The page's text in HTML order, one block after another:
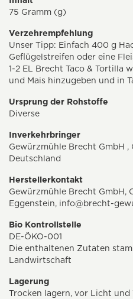
75 Gramm (g)
Verzehrempfehlung
Unser Tipp: Einfach 400 g
Geflügelstreifen oder eine
1-2 EL Brecht Taco & Tortilla
und Mais hinzugeben und in
Ursprung der Rohstoffe
Diverse
Inverkehrbringer
Gewürzmühle Brecht GmbH ,
Deutschland
Herstellerkontakt
Gewürzmühle Brecht GmbH,
Eggenstein, info@brecht-
Bio Kontrollstelle
DE-ÖKO-001
Die enthaltenen Zutaten
Landwirtschaft
Lagerung
Trocken lagern, vor Licht und